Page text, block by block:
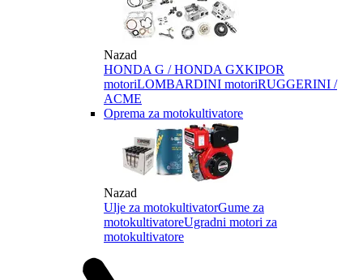
Nazad
HONDA G / HONDA GXKIPOR
motoriLOMBARDINI motoriRUGGERINI /
ACME
Oprema za motokultivatore
Nazad
Ulje za motokultivatorGume za
motokultivatoreUgradni motori za
motokultivatore